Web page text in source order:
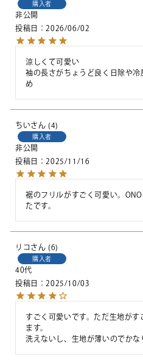
購入者
非公開
投稿日
2026/06/02
涼しくて可愛い
袖の長さがちょうど良く日除や
め
ちい 4
購入者
非公開
投稿日
2025/11/16
裾のフリルがすごく可愛い。
たです。
リコ 6
購入者
40代
投稿日
2025/10/03
すごく可愛いです。ただ生地がす
ます。